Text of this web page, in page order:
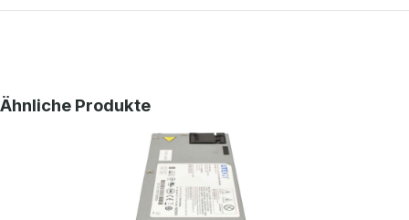
Produktgalerie überspringen
Ähnliche Produkte